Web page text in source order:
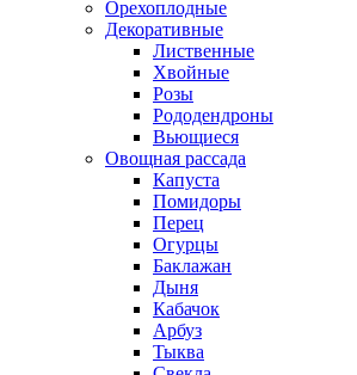
Орехоплодные
Декоративные
Лиственные
Хвойные
Розы
Рододендроны
Вьющиеся
Овощная рассада
Капуста
Помидоры
Перец
Огурцы
Баклажан
Дыня
Кабачок
Арбуз
Тыква